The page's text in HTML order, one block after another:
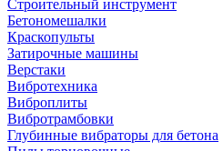
Строительный инструмент
Бетономешалки
Краскопульты
Затирочные машины
Верстаки
Вибротехника
Виброплиты
Вибротрамбовки
Глубинные вибраторы для бетона